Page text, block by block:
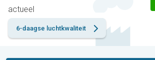
actueel
6-daagse luchtkwaliteit